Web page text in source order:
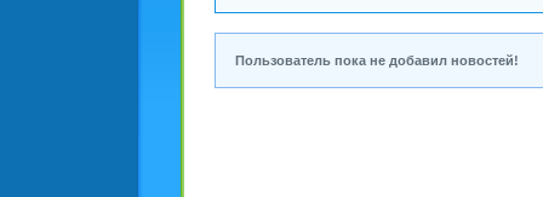
Пользователь пока не добавил новостей!